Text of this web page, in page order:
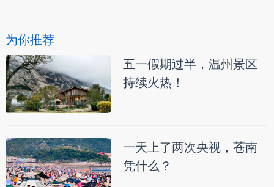
为你推荐
五一假期过半，温州景区
持续火热！
一天上了两次央视，苍南
凭什么？